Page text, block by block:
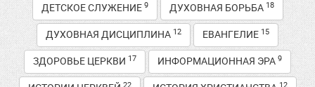
ДЕТСКОЕ СЛУЖЕНИЕ 9 ДУХОВНАЯ БОРЬБА 18
ДУХОВНАЯ ДИСЦИПЛИНА 12 ЕВАНГЕЛИЕ 15
ЗДОРОВЬЕ ЦЕРКВИ 17 ИНФОРМАЦИОННАЯ ЭРА 9